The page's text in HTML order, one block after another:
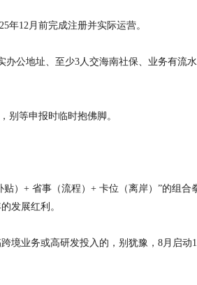
年12月前完成注册并实际运营。
公地址、至少3人交海南社保、业务有流
别等申报时临时抱佛脚。
贴）+ 省事（流程）+ 卡位（离岸）”的组合
发展红利。
境业务或高研发投入的，别犹豫， 8月启动